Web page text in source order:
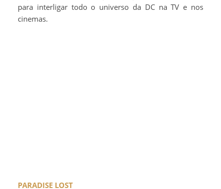
para interligar todo o universo da DC na TV e nos
cinemas.
PARADISE LOST